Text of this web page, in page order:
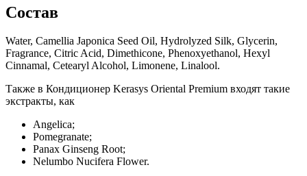
Состав
Water, Camellia Japonica Seed Oil, Hydrolyzed Silk, Glycerin,
Fragrance, Citric Acid, Dimethicone, Phenoxyethanol, Hexyl
Cinnamal, Cetearyl Alcohol, Limonene, Linalool.
Также в Кондиционер Kerasys Oriental Premium входят такие
экстракты, как
Angelica;
Pomegranate;
Panax Ginseng Root;
Nelumbo Nucifera Flower.